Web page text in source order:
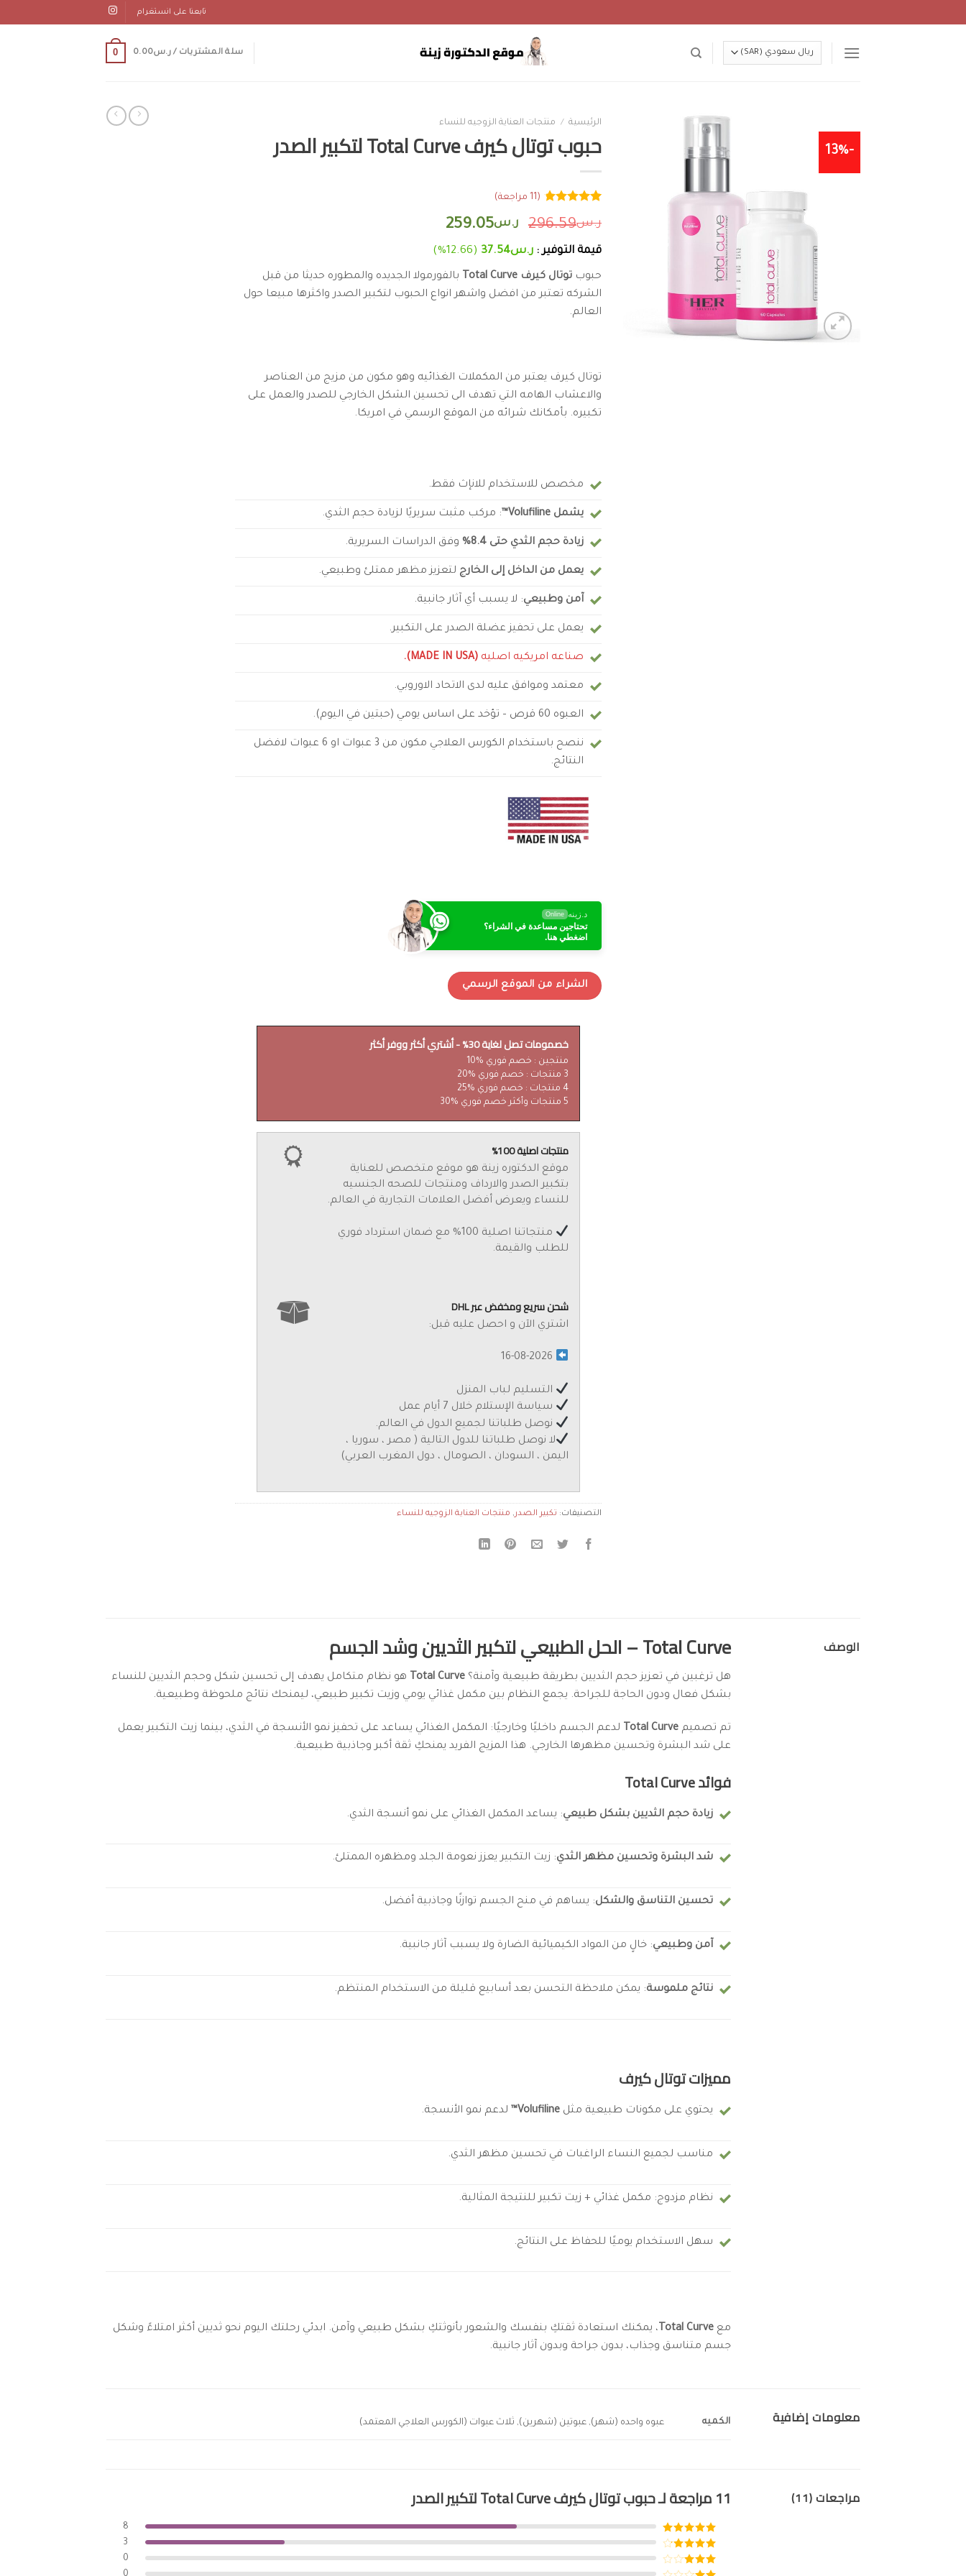
to
تابعنا على انستغرام
سلة المشتريات /ر.س0.00
0
-13%
الرئيسية / منتجات العناية الزوجيه للنساء
حبوب توتال كيرف Total Curve لتكبير الصدر
بـ4.73من
تقييم
عميل
(
11 مراجعة)
ر.س296.59 ر.س259.05
قيمة التوفير : ر.س37.54
(12.66%)
حبوب توتال كيرف Total Curve
بالفورمولا الجديده والمطوره حديثا من قبل
الشركه تعتبر من افضل واشهر انواع الحبوب لتكبير الصدر واكثرها مبيعا حول
العالم.
توتال كيرف يعتبر من المكملات الغذائيه وهو مكون من مزيج من العناصر
والاعشاب الهامه التي تهدف الى تحسين الشكل الخارجي للصدر والعمل على
تكبيره. بأمكانك شرائه من الموقع الرسمي في امريكا.
مخصص للاستخدام للانإث فقط.
يشمل Volufiline™ : مركب مثبت سريريًا لزيادة حجم الثدي.
زيادة حجم الثدي حتى 8.4% وفق الدراسات السريرية.
يعمل من الداخل إلى الخارج لتعزيز مظهر ممتلئ وطبيعي.
آمن وطبيعي: لا يسبب أي آثار جانبية.
يعمل على تحفيز عضلة الصدر على التكبير.
صناعه امريكيه اصليه (MADE IN USA).
معتمد وموافق عليه لدى الاتحاد الاوروبي.
العبوه 60 قرص – تؤخد على اساس يومي (حبتين في اليوم).
ننصح باستخدام الكورس العلاجي مكون من 3 عبوات او 6 عبوات لافضل
النتائج.
د.زينه Online
تحتاجين مساعدة في الشراء؟
اضغطي هنا.
الشراء من الموقع الرسمي
خصمومات تصل لغاية 30% - أشتري أكثر ووفر أكثر
منتجين : خصم فوري %10
3 منتجات : خصم فوري %20
4 منتجات : خصم فوري %25
5 منتجات وأكثر خصم فوري %30
منتجات اصلية 100%
موقع الدكتوره زينة هو موقع متخصص للعناية
بتكبير الصدر والارداف ومنتجات للصحه الجنسيه
للنساء ويعرض أفضل العلامات التجارية في العالم.
منتجاتنا اصلية 100% مع ضمان استرداد فوري
للطلب والقيمة.
شحن سريع ومخفض عبر DHL
اشتري الآن و احصل عليه قبل:
التسليم لباب المنزل
سياسة الإستلام خلال 7 أيام عمل
نوصل طلباتنا لجميع الدول في العالم.
لا نوصل طلباتنا للدول التالية ( مصر ، سوريا ،
اليمن ، السودان ، الصومال ، دول المغرب العربي)
التصنيفات: تكبير الصدر, منتجات العناية الزوجيه للنساء
الوصف Total Curve – الحل الطبيعي لتكبير الثديين وشد الجسم
هل ترغبين في تعزيز حجم الثديين بطريقة طبيعية وآمنة؟ Total Curve هو نظام متكامل يهدف إلى تحسين شكل وحجم الثديين للنساء
بشكل فعال ودون الحاجة للجراحة. يجمع النظام بين مكمل غذائي يومي وزيت تكبير طبيعي، ليمنحك نتائج ملحوظة وطبيعية.
تم تصميم Total Curve لدعم الجسم داخليًا وخارجيًا: المكمل الغذائي يساعد على تحفيز نمو الأنسجة في الثدي، بينما زيت التكبير يعمل
على شد البشرة وتحسين مظهرها الخارجي. هذا المزيج الفريد يمنحكِ ثقة أكبر وجاذبية طبيعية.
فوائد Total Curve
زيادة حجم الثديين بشكل طبيعي: يساعد المكمل الغذائي على نمو أنسجة الثدي.
شد البشرة وتحسين مظهر الثدي: زيت التكبير يعزز نعومة الجلد ومظهره الممتلئ.
تحسين التناسق والشكل: يساهم في منح الجسم توازنًا وجاذبية أفضل.
آمن وطبيعي: خالٍ من المواد الكيميائية الضارة ولا يسبب آثار جانبية.
نتائج ملموسة: يمكن ملاحظة التحسن بعد أسابيع قليلة من الاستخدام المنتظم.
مميزات توتال كيرف
يحتوي على مكونات طبيعية مثل Volufiline™ لدعم نمو الأنسجة.
مناسب لجميع النساء الراغبات في تحسين مظهر الثدي.
نظام مزدوج: مكمل غذائي + زيت تكبير للنتيجة المثالية.
سهل الاستخدام يوميًا للحفاظ على النتائج.
مع Total Curve ، يمكنك استعادة ثقتكِ بنفسك والشعور بأنوثتكِ بشكل طبيعي وآمن. ابدئي رحلتك اليوم نحو ثديين أكثر امتلاءً وشكل
جسم متناسق وجذاب، بدون جراحة وبدون آثار جانبية.
معلومات إضافية الكميه عبوه واحده (شهر), عبوتين (شهرين), ثلاث عبوات (الكورس العلاجي المعتمد)
مراجعات (11) 11 مراجعة لـ حبوب توتال كيرف Total Curve لتكبير الصدر
تم التقييم5
من 5
8
تم التقييم
من 5
3
تم
0